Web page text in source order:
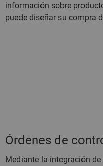
información sobre
puede diseñar su compra
Órdenes de
Mediante la integración